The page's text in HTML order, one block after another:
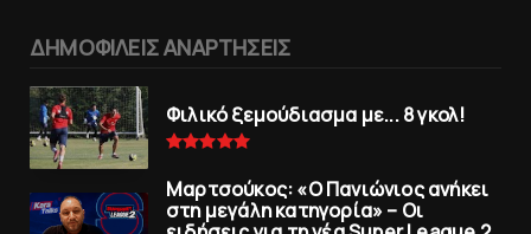
ΔΗΜΟΦΙΛΕΙΣ ΑΝΑΡΤΗΣΕΙΣ
Φιλικό ξεμούδιασμα με... 8 γκολ!
Μαρτσούκος: «Ο Πανιώνιος ανήκει
στη μεγάλη κατηγορία» – Οι